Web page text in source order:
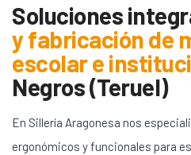
Soluciones
y fabricación de
escolar e
Negros (Teruel)
En Sillería Aragonesa nos
ergonómicos y funcionales para